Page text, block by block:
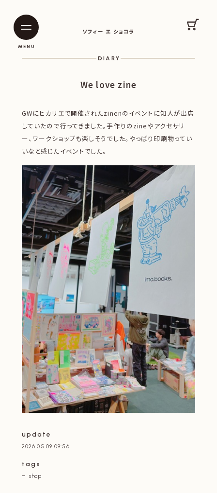
ソフィー エ ショコラ
MENU
カー
DIARY
We love zine
GWにヒカリエで開催されたzinenのイベントに知人が出店
していたので行ってきました。手作りのzineやアクセサリ
ー、ワークショップも楽しそうでした。やっぱり印刷物ってい
いなと感じたイベントでした。
update
2026.05.09 09:56
tags
shop